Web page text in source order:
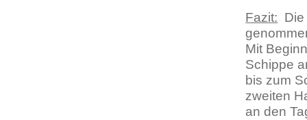
Fazit:
Mit
Schippe
bis zum
zweiten
an den